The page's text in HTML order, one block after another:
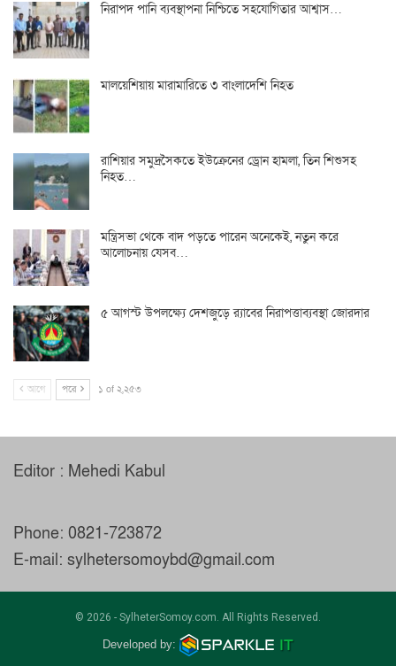
নিরাপদ পানি ব্যবস্থাপনা নিশ্চিতে সহযোগিতার আশ্বাস…
মালয়েশিয়ায় মারামারিতে ৩ বাংলাদেশি নিহত
রাশিয়ার সমুদ্রসৈকতে ইউক্রেনের ড্রোন হামলা, তিন শিশুসহ
নিহত…
মন্ত্রিসভা থেকে বাদ পড়তে পারেন অনেকেই, নতুন করে
আলোচনায় যেসব…
৫ আগস্ট উপলক্ষ্যে দেশজুড়ে র‌্যাবের নিরাপত্তাব্যবস্থা জোরদার
আগে পরে ১ of ২,২৫৩
Editor : Mehedi Kabul
Phone: 0821-723872
E-mail: sylhetersomoybd@gmail.com
© 2026 - SylheterSomoy.com. All Rights Reserved.
Developed by: